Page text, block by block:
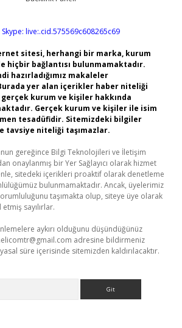
Skype: live:.cid.575569c608265c69
sitesi, herhangi bir marka, kurum
hiçbir bağlantısı bulunmamaktadır.
hazırladığımız makaleler
yer alan içerikler haber niteliği
kurum ve kişiler hakkında
Gerçek kurum ve kişiler ile isim
tesadüfidir. Sitemizdeki bilgiler
tavsiye niteliği taşımazlar.
gereğince Bilgi Teknolojileri ve İletişim
onaylanmış bir Yer Sağlayıcı olarak hizmet
sitedeki içerikleri proaktif olarak denetleme
bulunmamaktadır. Ancak, üyelerimiz
taşımakta olup, siteye üye olarak
sayılırlar.
aykırı olduğunu düşündüğünüz
adresine bildirmeniz
süre içerisinde sitemizden kaldırılacaktır.